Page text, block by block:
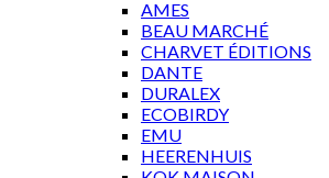
AMES
BEAU MARCHÉ
CHARVET ÉDITIONS
DANTE
DURALEX
ECOBIRDY
EMU
HEERENHUIS